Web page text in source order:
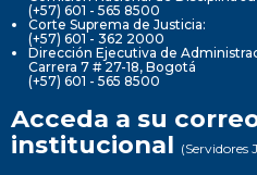
(+57) 601 - 565 8500
Corte Suprema de Justicia:
(+57) 601 - 362 2000
Dirección Ejecutiva de
Carrera 7 # 27-18, Bogotá
(+57) 601 - 565 8500
Acceda a su
institucional (Servidores